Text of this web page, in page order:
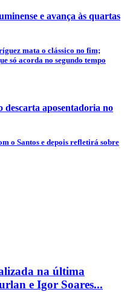
e avança às quartas
mata o clássico no fim;
só acorda no segundo tempo
aposentadoria no
o Santos e depois refletirá sobre
na última
e Igor Soares...